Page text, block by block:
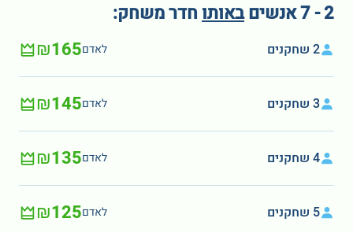
2 - 7 אנשים באותו חדר משחק:
2 שחקנים לאדם₪165
3 שחקנים לאדם₪145
4 שחקנים לאדם₪135
5 שחקנים לאדם₪125